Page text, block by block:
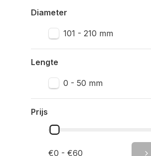
Diameter
101 - 210 mm
Lengte
0 - 50 mm
Prijs
€0 - €60